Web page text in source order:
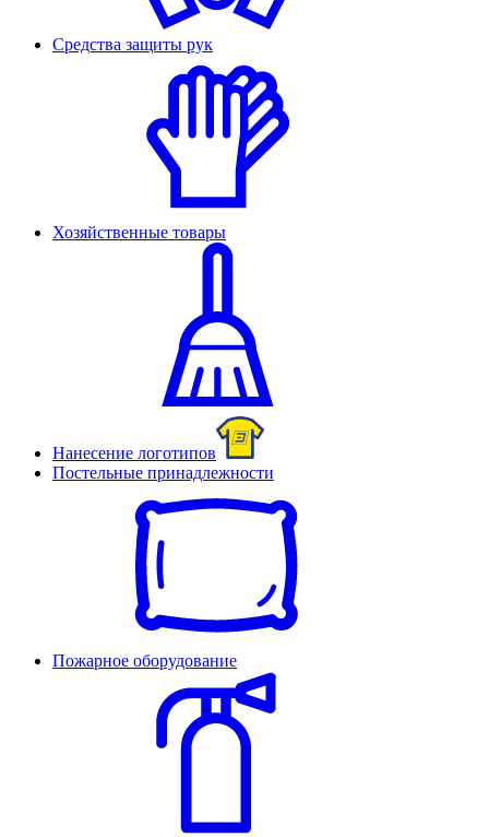
Средства защиты рук
Хозяйственные товары
Нанесение логотипов
Постельные принадлежности
Пожарное оборудование